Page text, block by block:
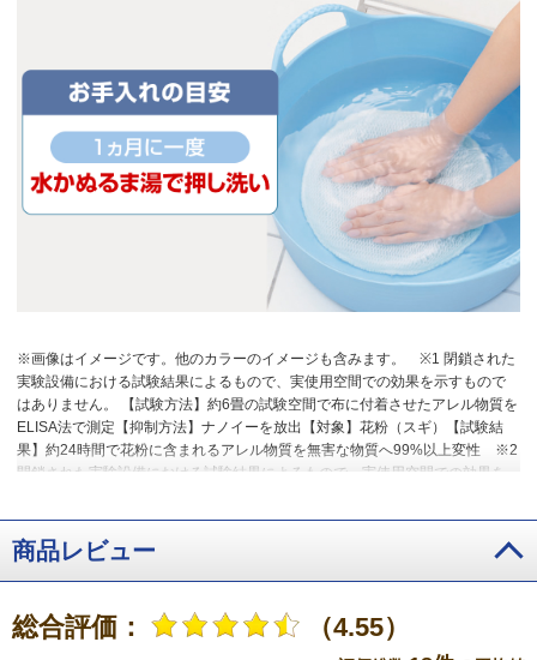
※画像はイメージです。他のカラーのイメージも含みます。
※1 閉鎖された
実験設備における試験結果によるもので、実使用空間での効果を示すもので
はありません。 【試験方法】約6畳の試験空間で布に付着させたアレル物質を
ELISA法で測定【抑制方法】ナノイーを放出【対象】花粉（スギ）【試験結
果】約24時間で花粉に含まれるアレル物質を無害な物質へ99%以上変性
※2
閉鎖された実験設備における試験結果によるもので、実使用空間での効果を
んの集じん量比率を比較【運転モード】19年発売F-VXS70：花粉撃退運転
［標準］、本製品：自動運転モード［花粉］【試果】F-VXS70 0.13個/mg、F-
VXW70 0.23個/mg
※3 密閉空間における試験結果であり、実使用空間での
実証結果ではない。
※4 室内温度20℃、湿度30％の環境における加湿量
※5 メーカー独自の試験条件による評価。加湿「強」モードの場合72分、お急
ぎ加湿モードの場合60分
※6 「フュージョン」素材採用加湿フィルターは、
旭化成株式会社とパナソニック株式会社との共同開発により完成したフィル
商品レビュー
総合評価： （4.55）